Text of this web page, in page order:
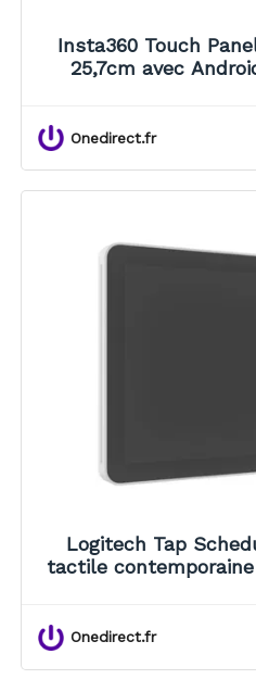
Insta360 Touch
25,7cm avec
Onedirect.fr
Logitech Tap
tactile
Onedirect.fr